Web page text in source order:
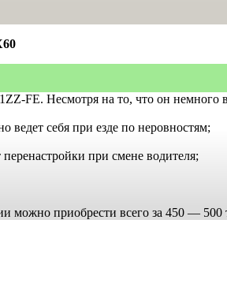
1ZZ-FE. Несмотря на то, что он
ведет себя при езде по неровностям;
при смене водителя;
можно приобрести всего за 450 — 500